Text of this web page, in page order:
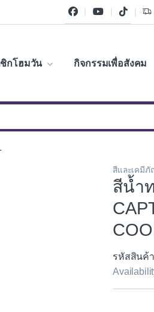
กโฮมวัน กิจกรรมเพื่อสังคม
สีและเคมีภั
สีน้ำ
รหัสสินค้